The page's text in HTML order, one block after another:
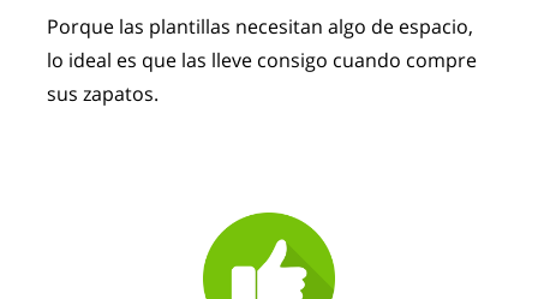
Porque las plantillas necesitan algo de espacio,
lo ideal es que las lleve consigo cuando compre
sus zapatos.